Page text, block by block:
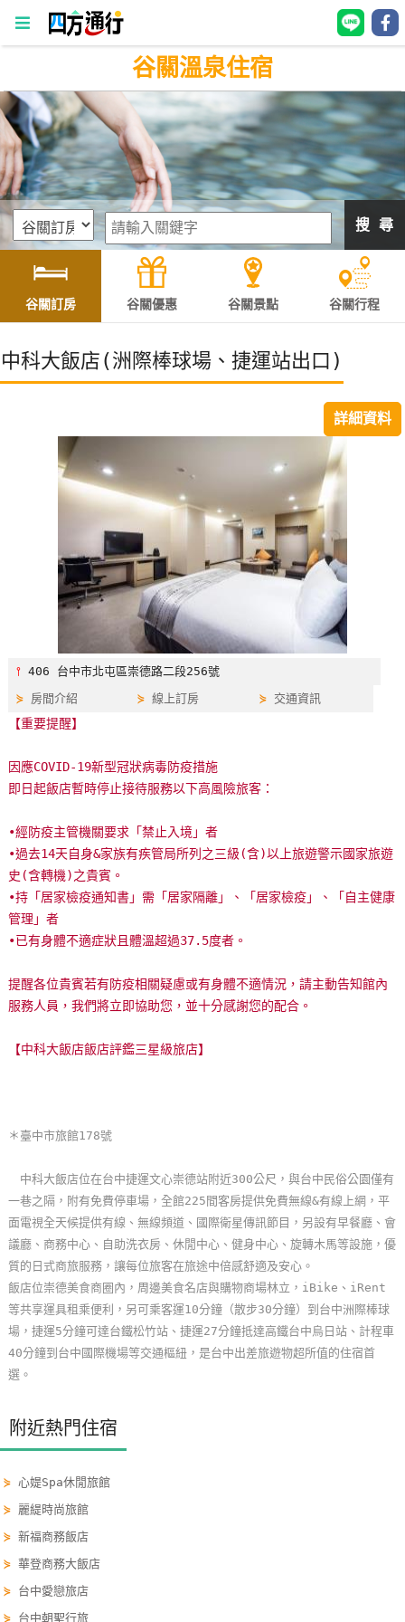
四
方
通
行
訂
房
灣
訂
房
直接跟飯店訂房HOT
紅
帶
玩
玩
樂
地
圖
顧
服
務
意
訂
單
管
理
會
員
服
聯
絡
單
谷關溫泉住宿
搜 尋
谷關訂房 谷關優惠 谷關景點 谷關行程
中科大飯店(洲際棒球場、捷運站出口)
詳細資料
⫯406 台中市北屯區崇德路二段256號
⋟ 房間介紹 ⋟線上訂房 ⋟ 交通資訊
【重要提醒】
因應COVID-19新型冠狀病毒防疫措施
即日起飯店暫時停止接待服務以下高風險旅客：
•經防疫主管機關要求「禁止入境」者
•過去14天自身&家族有疾管局所列之三級(含)以上旅遊警示國家旅遊
史(含轉機)之貴賓。
•持「居家檢疫通知書」需「居家隔離」、「居家檢疫」、「自主健康
管理」者
•已有身體不適症狀且體溫超過37.5度者。
提醒各位貴賓若有防疫相關疑慮或有身體不適情況，請主動告知館內
服務人員，我們將立即協助您，並十分感謝您的配合。
【中科大飯店飯店評鑑三星級旅店】
＊臺中市旅館178號
中科大飯店位在台中捷運文心崇德站附近300公尺，與台中民俗公園僅有
一巷之隔，附有免費停車場，全館225間客房提供免費無線&有線上網，平
面電視全天候提供有線、無線頻道、國際衛星傳訊節目，另設有早餐廳、會
議廳、商務中心、自助洗衣房、休閒中心、健身中心、旋轉木馬等設施，優
質的日式商旅服務，讓每位旅客在旅途中倍感舒適及安心。
飯店位崇德美食商圈內，周邊美食名店與購物商場林立，iBike、iRent
等共享運具租乘便利，另可乘客運10分鐘（散步30分鐘）到台中洲際棒球
場，捷運5分鐘可達台鐵松竹站、捷運27分鐘抵達高鐵台中烏日站、計程車
40分鐘到台中國際機場等交通樞紐，是台中出差旅遊物超所值的住宿首
選。
附近熱門住宿
⋟心媞Spa休閒旅館
⋟ 麗緹時尚旅館
⋟新福商務飯店
⋟華登商務大飯店
⋟ 台中愛戀旅店
⋟ 台中朝聖行旅